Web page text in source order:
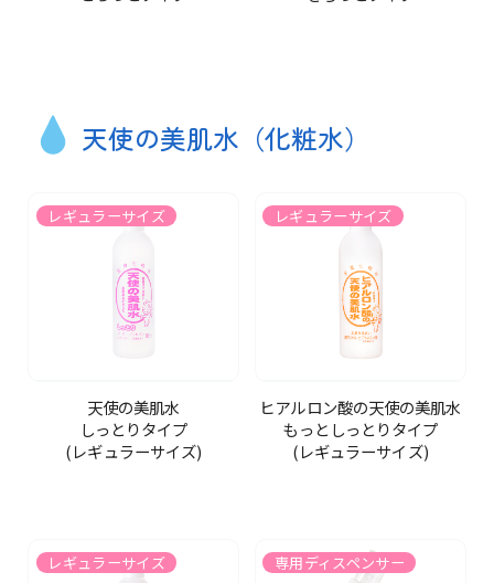
天使の美肌水（化粧水）
レギュラーサイズ
天使の美肌水
しっとりタイプ
(レギュラーサイズ)
レギュラーサイズ
ヒアルロン酸の天使の美肌水
もっとしっとりタイプ
(レギュラーサイズ)
レギュラーサイズ 専用ディスペンサー